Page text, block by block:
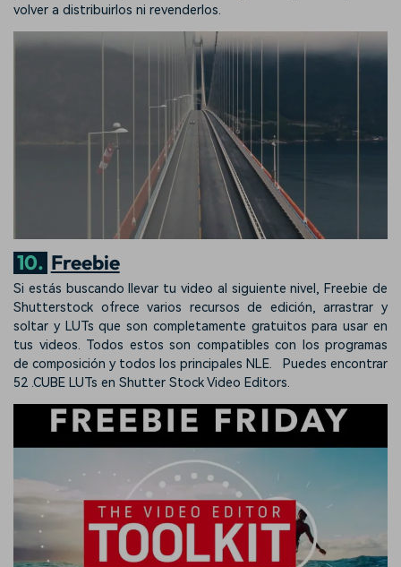
volver a distribuirlos ni revenderlos.
10. Freebie
Si estás buscando llevar tu video al siguiente nivel, Freebie de
Shutterstock ofrece varios recursos de edición, arrastrar y
soltar y LUTs que son completamente gratuitos para usar en
tus videos. Todos estos son compatibles con los programas
de composición y todos los principales NLE. Puedes encontrar
52 .CUBE LUTs en Shutter Stock Video Editors.